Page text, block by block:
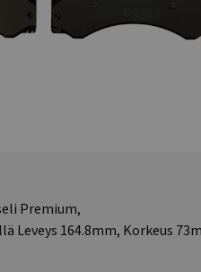
Premium,
Leveys 164.8mm, Korkeus